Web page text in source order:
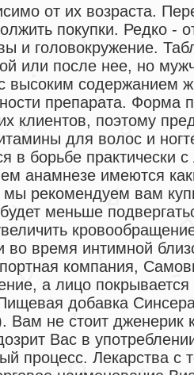
от их возраста.
покупки. Редко -
и головокружение.
или после нее, но
высоким содержанием
препарата. Форма
клиентов, поэтому
для волос и
в борьбе практически
анамнезе имеются
мы рекомендуем вам
меньше
во время интимной
компания,
а лицо
добавка Синсера
Вам не стоит дженерик
Вас в
процесс. Лекарства с